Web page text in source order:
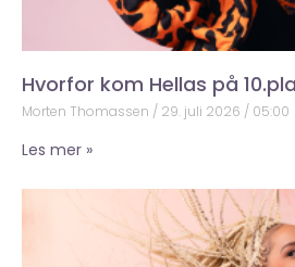
Hvorfor kom Hellas på
Morten Thomassen 29. juli 2026 05:00
Les mer »